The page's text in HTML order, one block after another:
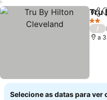
Tru
2
/
a
Selecione as datas para ver